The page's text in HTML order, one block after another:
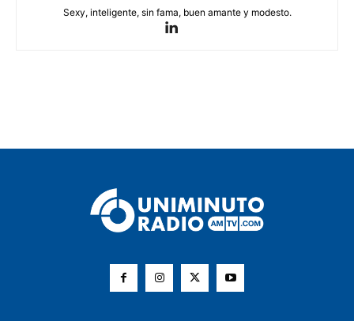
Sexy, inteligente, sin fama, buen amante y modesto.